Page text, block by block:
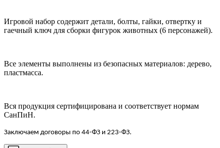
Игровой набор содержит детали, болты, гайки, отвертку и
гаечный ключ для сборки фигурок животных (6 персонажей).
Все элементы выполнены из безопасных материалов: дерево,
пластмасса.
Вся продукция сертифицирована и соответствует нормам
СанПиН.
Заключаем договоры по 44-ФЗ и 223-ФЗ.